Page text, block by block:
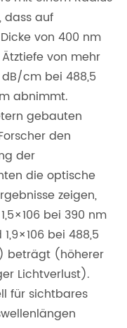
dass auf
von 400 nm
von mehr
cm bei 488,5
abnimmt.
gebauten
den
der
die optische
zeigen,
bei 390 nm
bei 488,5
beträgt (höherer
Lichtverlust).
für sichtbares